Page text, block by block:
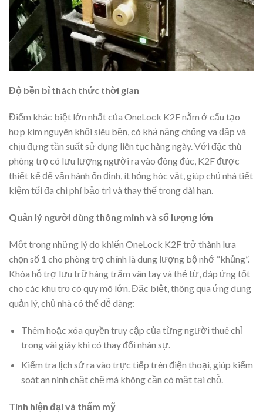
Độ bền bỉ thách thức thời gian
Điểm khác biệt lớn nhất của OneLock K2F nằm ở cấu tạo
hợp kim nguyên khối siêu bền, có khả năng chống va đập và
chịu đựng tần suất sử dụng liên tục hàng ngày. Với đặc thù
phòng trọ có lưu lượng người ra vào đông đúc, K2F được
thiết kế để vận hành ổn định, ít hỏng hóc vặt, giúp chủ nhà tiết
kiệm tối đa chi phí bảo trì và thay thế trong dài hạn.
Quản lý người dùng thông minh và số lượng lớn
Một trong những lý do khiến OneLock K2F trở thành lựa
chọn số 1 cho phòng trọ chính là dung lượng bộ nhớ “khủng”.
Khóa hỗ trợ lưu trữ hàng trăm vân tay và thẻ từ, đáp ứng tốt
cho các khu trọ có quy mô lớn. Đặc biệt, thông qua ứng dụng
quản lý, chủ nhà có thể dễ dàng:
Thêm hoặc xóa quyền truy cập của từng người thuê chỉ
trong vài giây khi có thay đổi nhân sự.
Kiểm tra lịch sử ra vào trực tiếp trên điện thoại, giúp kiểm
soát an ninh chặt chẽ mà không cần có mặt tại chỗ.
Tính hiện đại và thẩm mỹ